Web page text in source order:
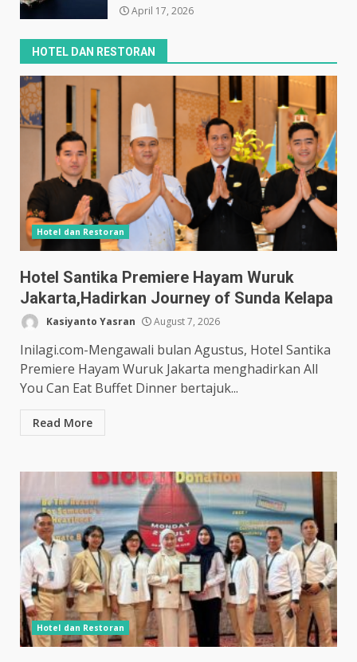
April 17, 2026
HOTEL DAN RESTORAN
Hotel dan Restoran
Hotel Santika Premiere Hayam Wuruk
Jakarta,Hadirkan Journey of Sunda Kelapa
Kasiyanto Yasran August 7, 2026
Inilagi.com-Mengawali bulan Agustus, Hotel Santika
Premiere Hayam Wuruk Jakarta menghadirkan All
You Can Eat Buffet Dinner bertajuk...
Read More
Hotel dan Restoran